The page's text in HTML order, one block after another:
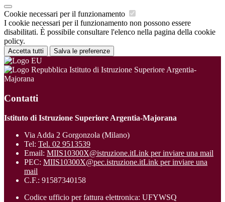
Cookie necessari per il funzionamento
I cookie necessari per il funzionamento non possono essere
disabilitati. È possibile consultare l'elenco nella pagina della cookie
policy.
Accetta tutti Salva le preferenze
Istituto di Istruzione Superiore Argentia-
Majorana
Contatti
Istituto di Istruzione Superiore Argentia-Majorana
Via Adda 2 Gorgonzola (Milano)
Tel: Tel. 02 9513539
Email: MIIS10300X@istruzione.itLink per inviare una mail
PEC: MIIS10300X@pec.istruzione.itLink per inviare una
mail
C.F.: 91587340158
Codice ufficio per fattura elettronica: UFYWSQ